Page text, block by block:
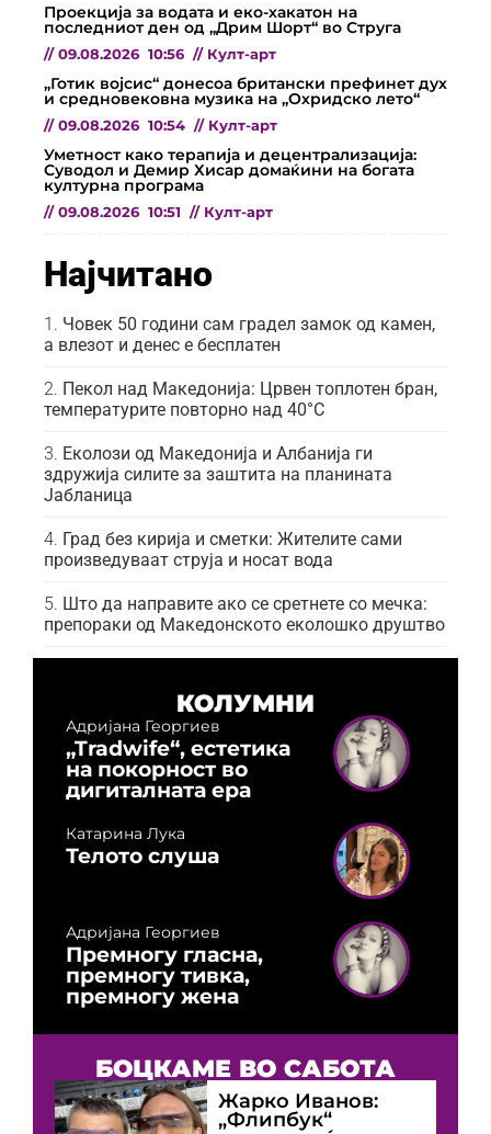
Проекција за водата и еко-хакатон на
последниот ден од „Дрим Шорт“ во Струга
// 09.08.2026 10:56 // Култ-арт
„Готик војсис“ донесоа британски префинет дух
и средновековна музика на „Охридско лето“
// 09.08.2026 10:54 // Култ-арт
Уметност како терапија и децентрализација:
Суводол и Демир Хисар домаќини на богата
културна програма
// 09.08.2026 10:51 // Култ-арт
Најчитано
Човек 50 години сам градел замок од камен,
а влезот и денес е бесплатен
Пекол над Македонија: Црвен топлотен бран,
температурите повторно над 40°C
Еколози од Македонија и Албанија ги
здружија силите за заштита на планината
Јабланица
Град без кирија и сметки: Жителите сами
произведуваат струја и носат вода
Што да направите ако се сретнете со мечка:
препораки од Македонското еколошко друштво
КОЛУМНИ
Адријана Георгиев
„Tradwife“, естетика
на покорност во
дигиталната ера
Катарина Лука
Телото слуша
Адријана Георгиев
Премногу гласна,
премногу тивка,
премногу жена
БОЦКАМЕ ВО САБОТА
Жарко Иванов:
„Флипбук“